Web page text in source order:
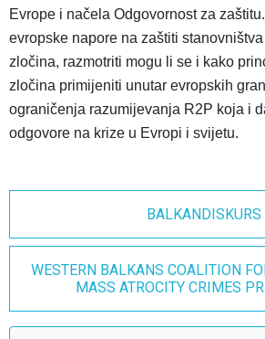
Evrope i načela Odgovornost za
evropske napore na zaštiti
zločina, razmotriti mogu li se i kako
zločina primijeniti unutar evropskih
ograničenja razumijevanja R2P koja i
odgovore na krize u Evropi i svijetu.
BALKANDISKURS
WESTERN BALKANS COALITION
MASS ATROCITY CRIMES